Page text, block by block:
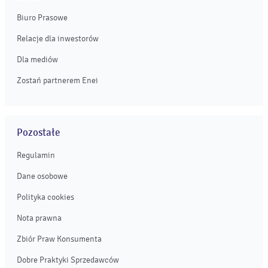
Biuro Prasowe
Relacje dla inwestorów
Dla mediów
Zostań partnerem Enei
Pozostałe
Regulamin
Dane osobowe
Polityka cookies
Nota prawna
Zbiór Praw Konsumenta
Dobre Praktyki Sprzedawców